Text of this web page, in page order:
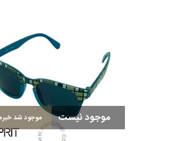
موجود نیست موجود شد